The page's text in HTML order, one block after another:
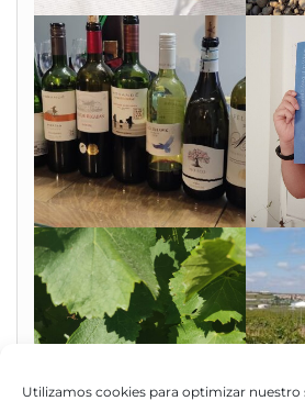
Utilizamos cookies para optimizar